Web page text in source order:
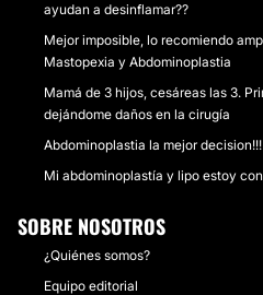
ayudan a desinflamar??
Mejor imposible, lo recomiendo
Mastopexia y Abdominoplastia
Mamá de 3 hijos, cesáreas las 3.
dejándome daños en la cirugía
Abdominoplastia la mejor decision!!!
Mi abdominoplastía y lipo estoy
SOBRE NOSOTROS
¿Quiénes somos?
Equipo editorial